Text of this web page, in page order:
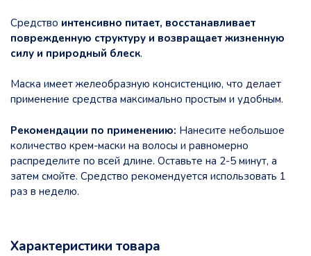
Средство интенсивно питает, восстанавливает
поврежденную структуру и возвращает жизненную
силу и природный блеск.
Маска имеет желеобразную консистенцию, что делает
применение средства максимально простым и удобным.
Рекомендации по применению: Нанесите небольшое
количество крем-маски на волосы и равномерно
распределите по всей длине. Оставьте на 2-5 минут, а
затем смойте. Средство рекомендуется использовать 1
раз в неделю.
Характеристики товара